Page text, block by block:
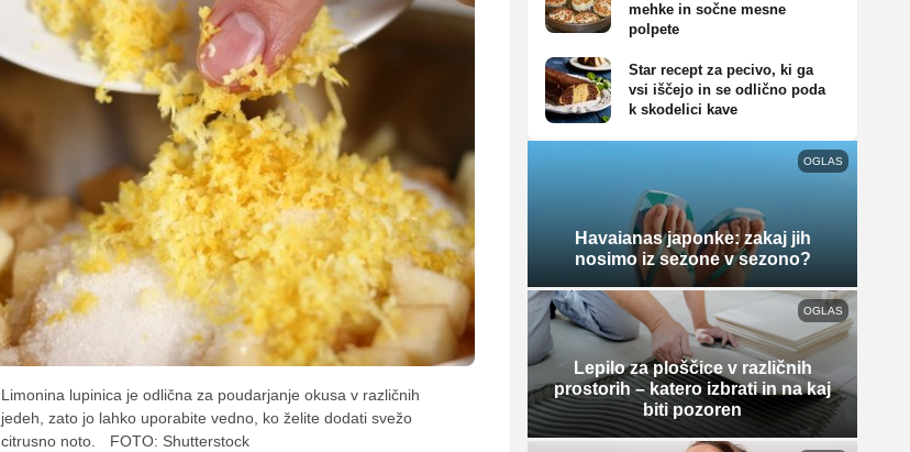
Limonina lupinica je odlična za poudarjanje okusa v različnih
jedeh, zato jo lahko uporabite vedno, ko želite dodati svežo
citrusno noto.
FOTO: Shutterstock
mehke in sočne mesne
polpete
Star recept za pecivo, ki ga
vsi iščejo in se odlično poda
k skodelici kave
OGLAS
Havaianas japonke: zakaj jih
nosimo iz sezone v sezono?
OGLAS
Lepilo za ploščice v različnih
prostorih – katero izbrati in na kaj
biti pozoren